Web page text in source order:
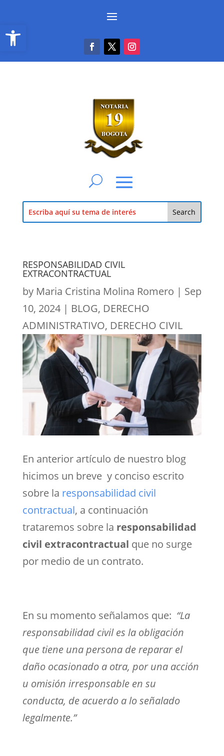
Abrir barra de herramientas
RESPONSABILIDAD CIVIL
EXTRACONTRACTUAL
by Maria Cristina Molina Romero | Sep
10, 2024| BLOG, DERECHO
ADMINISTRATIVO, DERECHO CIVIL
En anterior artículo de nuestro blog
hicimos un breve y conciso escrito
sobre la responsabilidad civil
contractual, a continuación
trataremos sobre la responsabilidad
civil extracontractual que no surge
por medio de un contrato.
En su momento señalamos que: “La
responsabilidad civil es la obligación
que tiene una persona de reparar el
daño ocasionado a otra, por una acción
u omisión irresponsable en su
conducta, de acuerdo a lo señalado
legalmente.”